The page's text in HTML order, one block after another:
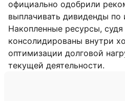
официально одобрили
выплачивать дивиденды по
Накопленные ресурсы, судя
консолидированы внутри
оптимизации долговой
текущей деятельности.